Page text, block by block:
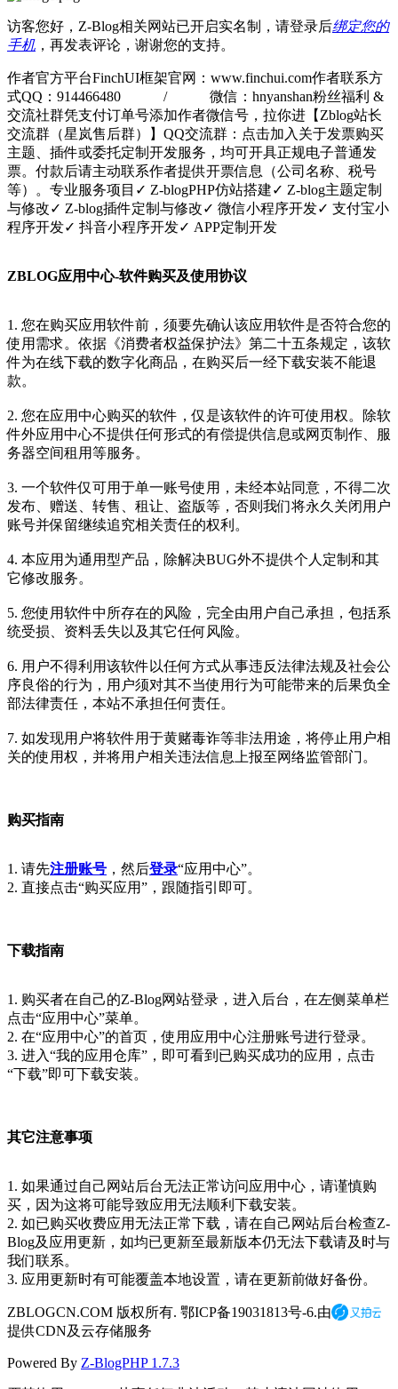
访客您好，Z-Blog相关网站已开启实名制，请登录后绑定您的
手机 ，再发表评论，谢谢您的支持。
作者官方平台FinchUI框架官网：www.finchui.com作者联系方
式QQ：914466480 / 微信：hnyanshan粉丝福利 &
交流社群凭支付订单号添加作者微信号，拉你进【Zblog站长
交流群（星岚售后群）】QQ交流群：点击加入关于发票购买
主题、插件或委托定制开发服务，均可开具正规电子普通发
票。付款后请主动联系作者提供开票信息（公司名称、税号
等）。专业服务项目✓ Z-blogPHP仿站搭建✓ Z-blog主题定制
与修改✓ Z-blog插件定制与修改✓ 微信小程序开发✓ 支付宝小
程序开发✓ 抖音小程序开发✓ APP定制开发
ZBLOG应用中心-软件购买及使用协议
1. 您在购买应用软件前，须要先确认该应用软件是否符合您的
使用需求。依据《消费者权益保护法》第二十五条规定，该软
件为在线下载的数字化商品，在购买后一经下载安装不能退
款。
2. 您在应用中心购买的软件，仅是该软件的许可使用权。除软
件外应用中心不提供任何形式的有偿提供信息或网页制作、服
务器空间租用等服务。
3. 一个软件仅可用于单一账号使用，未经本站同意，不得二次
发布、赠送、转售、租让、盗版等，否则我们将永久关闭用户
账号并保留继续追究相关责任的权利。
4. 本应用为通用型产品，除解决BUG外不提供个人定制和其
它修改服务。
5. 您使用软件中所存在的风险，完全由用户自己承担，包括系
统受损、资料丢失以及其它任何风险。
6. 用户不得利用该软件以任何方式从事违反法律法规及社会公
序良俗的行为，用户须对其不当使用行为可能带来的后果负全
部法律责任，本站不承担任何责任。
7. 如发现用户将软件用于黄赌毒诈等非法用途，将停止用户相
关的使用权，并将用户相关违法信息上报至网络监管部门。
购买指南
1. 请先注册账号 ，然后登录“应用中心”。
2. 直接点击“购买应用”，跟随指引即可。
下载指南
1. 购买者在自己的Z-Blog网站登录，进入后台，在左侧菜单栏
点击“应用中心”菜单。
2. 在“应用中心”的首页，使用应用中心注册账号进行登录。
3. 进入“我的应用仓库”，即可看到已购买成功的应用，点击
“下载”即可下载安装。
其它注意事项
1. 如果通过自己网站后台无法正常访问应用中心，请谨慎购
买，因为这将可能导致应用无法顺利下载安装。
2. 如已购买收费应用无法正常下载，请在自己网站后台检查Z-
Blog及应用更新，如均已更新至最新版本仍无法下载请及时与
我们联系。
3. 应用更新时有可能覆盖本地设置，请在更新前做好备份。
ZBLOGCN.COM 版权所有. 鄂ICP备19031813号-6.由
提供CDN及云存储服务
Powered By Z-BlogPHP 1.7.3